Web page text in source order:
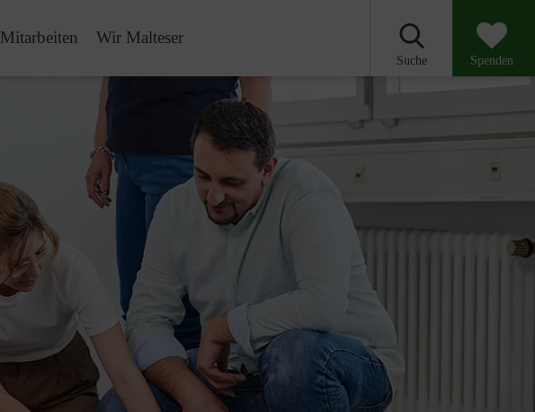
Mitarbeiten Wir Malteser
Suche Spenden